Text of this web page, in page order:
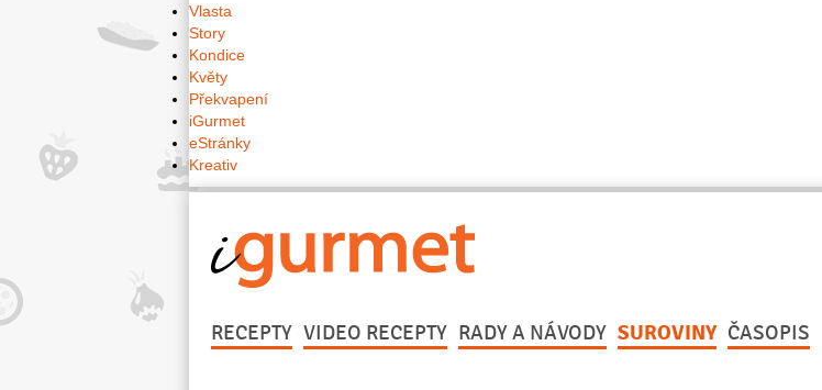
Vlasta
Story
Kondice
Květy
Překvapení
iGurmet
eStránky
Kreativ
RECEPTY VIDEO RECEPTY RADY A NÁVODY SUROVINY ČASOPIS